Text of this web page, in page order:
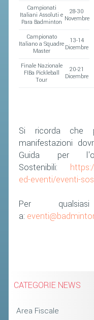
Campionati
Italiani Assoluti e
Para Badminton
28-30
Novembre
Campionato
Italiano a Squadre
Master
13-14
Dicembre
Finale Nazionale
FIBa Pickleball
Tour
20-21
Dicembre
Si ricorda che
manifestazioni
Guida per
Sostenibili:
ed-eventi/eventi-
Per
a:
CATEGORIE NEWS
Area Fiscale